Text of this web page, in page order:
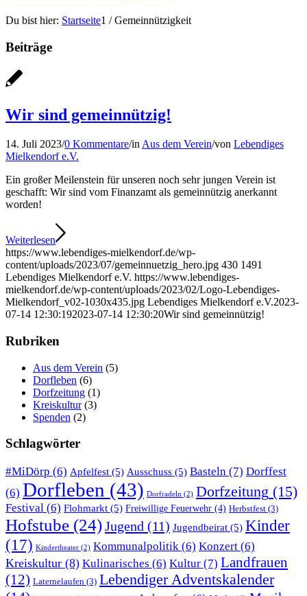
Du bist hier: Startseite1 / Gemeinnützigkeit
Beiträge
Wir sind gemeinnützig!
14. Juli 2023/0 Kommentare/in Aus dem Verein/von Lebendiges
Mielkendorf e.V.
Ein großer Meilenstein für unseren noch sehr jungen Verein ist
geschafft: Wir sind vom Finanzamt als gemeinnützig anerkannt
worden!
Weiterlesen
https://www.lebendiges-mielkendorf.de/wp-
content/uploads/2023/07/gemeinnuetzig_hero.jpg 430 1491
Lebendiges Mielkendorf e.V. https://www.lebendiges-
mielkendorf.de/wp-content/uploads/2023/02/Logo-Lebendiges-
Mielkendorf_v02-1030x435.jpg Lebendiges Mielkendorf e.V.2023-
07-14 12:30:192023-07-14 12:30:20Wir sind gemeinnützig!
Rubriken
Aus dem Verein (5)
Dorfleben (6)
Dorfzeitung (1)
Kreiskultur(3)
Spenden (2)
Schlagwörter
#MiDörp (6) Apfelfest (5) Ausschuss (5) Basteln (7) Dorffest
(6) Dorfleben (43) Dorfradeln (2) Dorfzeitung (15)
Festival (6) Flohmarkt (5) Freiwillige Feuerwehr (4) Herbstfest (3)
Hofstube (24)Jugend (11) Jugendbeirat (5) Kinder
(17) Kindertheater (2) Kommunalpolitik (6) Konzert (6)
Kreiskultur (8) Kulinarisches (6) Kultur (7) Landfrauen
(12) Laternelaufen (3) Lebendiger Adventskalender